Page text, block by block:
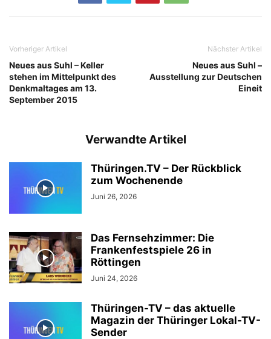
Vorheriger Artikel
Neues aus Suhl – Keller
stehen im Mittelpunkt des
Denkmaltages am 13.
September 2015
Nächster Artikel
Neues aus Suhl –
Ausstellung zur Deutschen
Eineit
Verwandte Artikel
Thüringen.TV – Der Rückblick
zum Wochenende
Juni 26, 2026
Das Fernsehzimmer: Die
Frankenfestspiele 26 in
Röttingen
Juni 24, 2026
Thüringen-TV – das aktuelle
Magazin der Thüringer Lokal-TV-
Sender